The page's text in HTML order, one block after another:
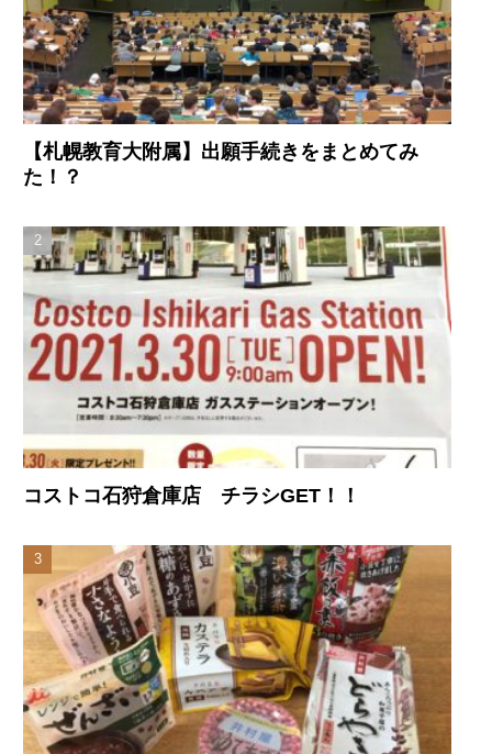
【札幌教育大附属】出願手続きをまとめてみ
た！？
コストコ石狩倉庫店 チラシGET！！